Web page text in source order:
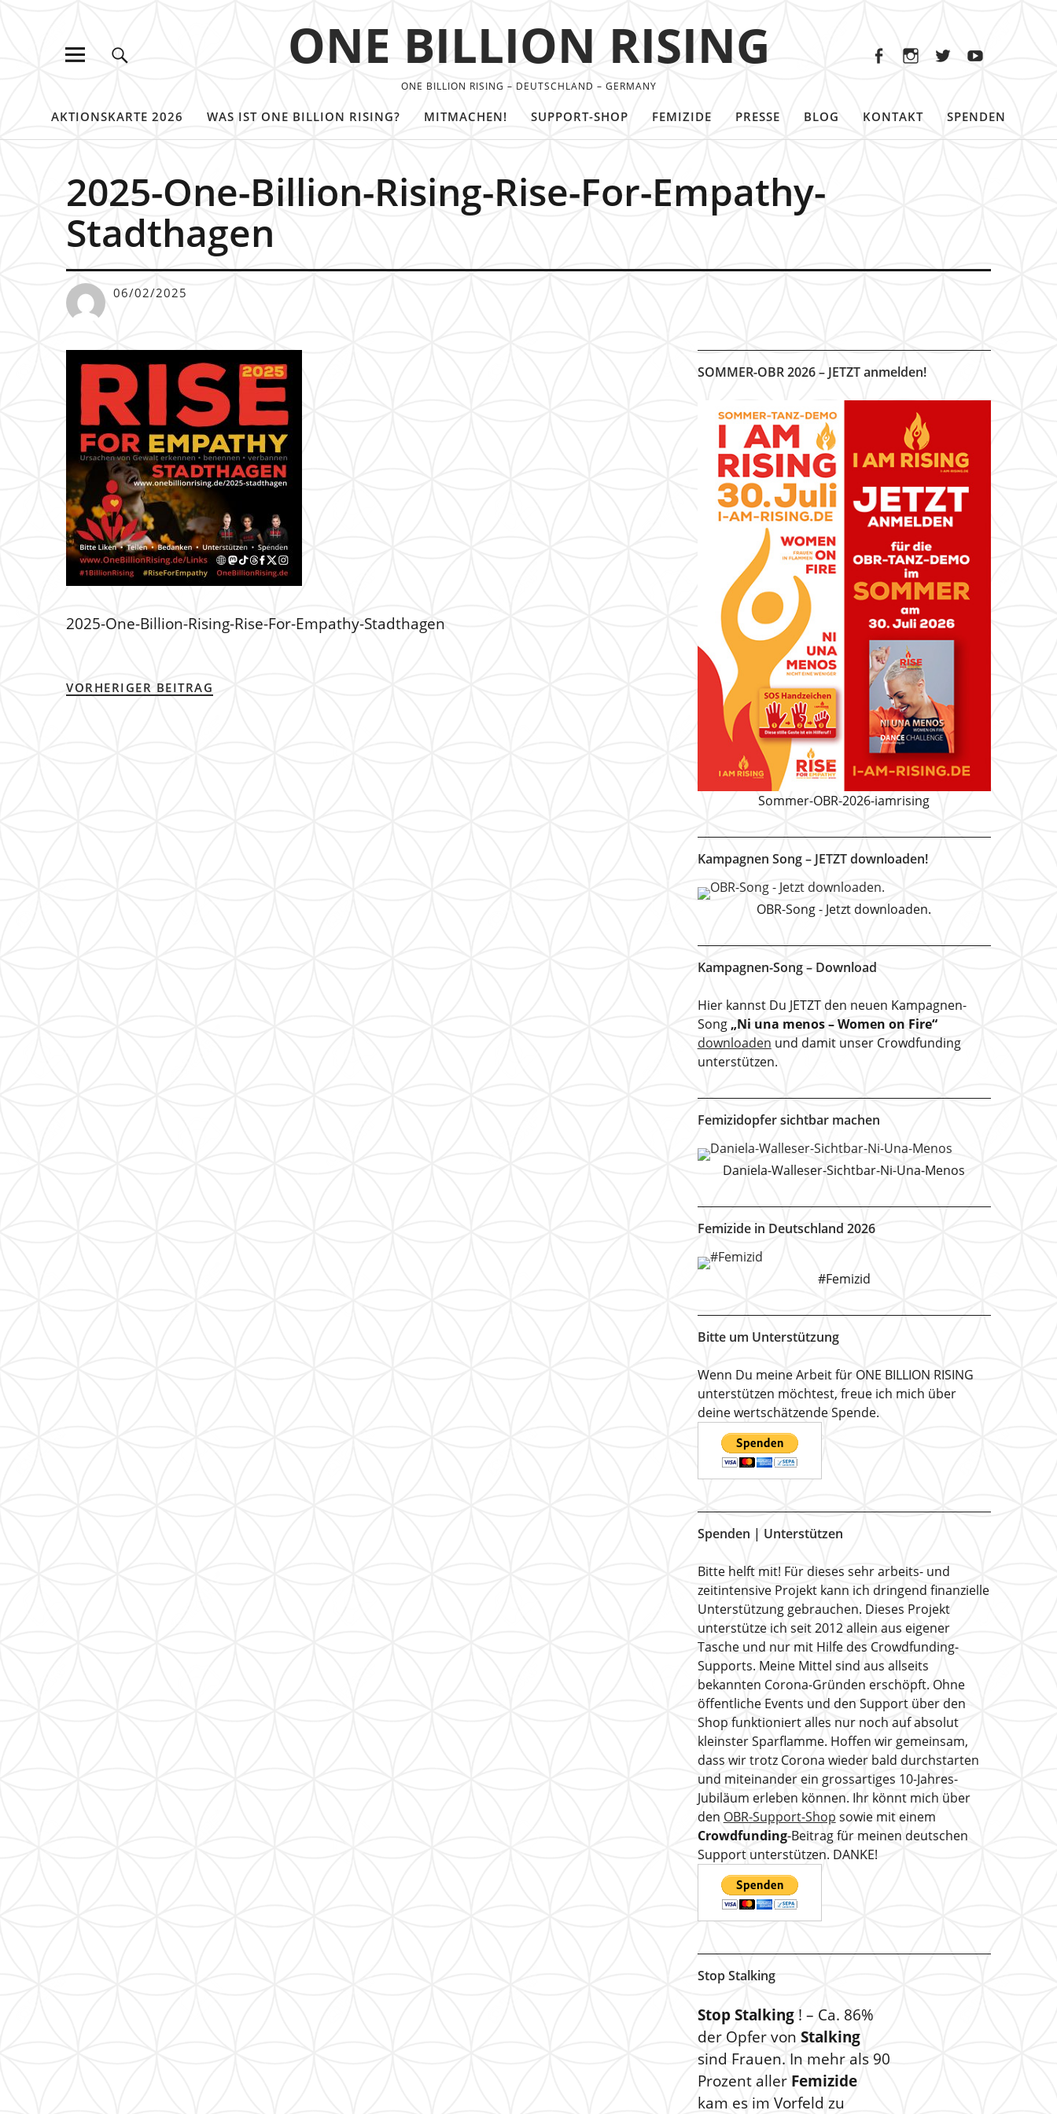
ONE BILLION RISING
ONE BILLION RISING – DEUTSCHLAND – GERMANY
AKTIONSKARTE 2026 WAS IST ONE BILLION RISING? MITMACHEN! SUPPORT-SHOP FEMIZIDE PRESSE BLOG KONTAKT SPENDEN
2025-One-Billion-Rising-Rise-For-Empathy-
Stadthagen
06/02/2025
2025-One-Billion-Rising-Rise-For-Empathy-Stadthagen
VORHERIGER BEITRAG
SOMMER-OBR 2026 – JETZT anmelden!
Sommer-OBR-2026-iamrising
Kampagnen Song – JETZT downloaden!
OBR-Song - Jetzt downloaden.
Kampagnen-Song – Download
Hier kannst Du JETZT den neuen Kampagnen-
Song„Ni una menos – Women on Fire“
downloaden und damit unser Crowdfunding
unterstützen.
Femizidopfer sichtbar machen
Daniela-Walleser-Sichtbar-Ni-Una-Menos
Femizide in Deutschland 2026
#Femizid
Bitte um Unterstützung
Wenn Du meine Arbeit für ONE BILLION RISING
unterstützen möchtest, freue ich mich über
deine wertschätzende Spende.
Spenden | Unterstützen
Bitte helft mit! Für dieses sehr arbeits- und
zeitintensive Projekt kann ich dringend finanzielle
Unterstützung gebrauchen. Dieses Projekt
unterstütze ich seit 2012 allein aus eigener
Tasche und nur mit Hilfe des Crowdfunding-
Supports. Meine Mittel sind aus allseits
bekannten Corona-Gründen erschöpft. Ohne
öffentliche Events und den Support über den
Shop funktioniert alles nur noch auf absolut
kleinster Sparflamme. Hoffen wir gemeinsam,
dass wir trotz Corona wieder bald durchstarten
und miteinander ein grossartiges 10-Jahres-
Jubiläum erleben können. Ihr könnt mich über
den OBR-Support-Shop sowie mit einem
Crowdfunding-Beitrag für meinen deutschen
Support unterstützen. DANKE!
Stop Stalking
Stop Stalking! – Ca. 86%
der Opfer von Stalking
sind Frauen. In mehr als 90
Prozent aller Femizide
kam es im Vorfeld zu